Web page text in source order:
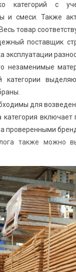
категорий с
и смеси. Также
товар
поставщик
эксплуатации
незаменимые
для
включает
проверенными
также можно